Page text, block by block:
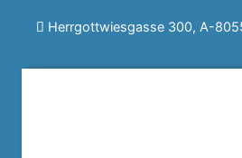
Herrgottwiesgasse 300, A-